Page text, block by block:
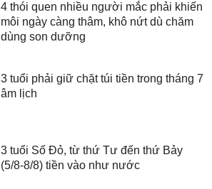
4 thói quen nhiều người mắc phải khiến
môi ngày càng thâm, khô nứt dù chăm
dùng son dưỡng
3 tuổi phải giữ chặt túi tiền trong tháng 7
âm lịch
3 tuổi Số Đỏ, từ thứ Tư đến thứ Bảy
(5/8-8/8) tiền vào như nước